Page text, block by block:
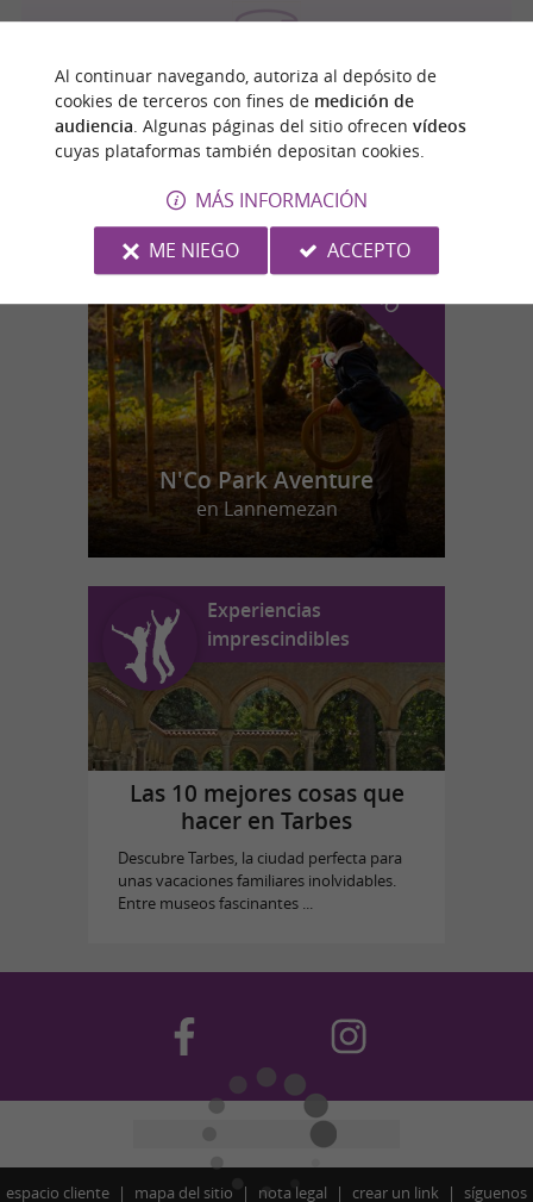
Marquisat
n
u
e
s
t
r
o
f
a
v
o
r
i
t
o
N'Co Park Aventure
en Lannemezan
Experiencias
imprescindibles
Las 10 mejores cosas que
hacer en Tarbes
Descubre Tarbes, la ciudad perfecta para
unas vacaciones familiares inolvidables.
Entre museos fascinantes ...
espacio cliente mapa del sitio nota legal crear un link síguenos
Al continuar navegando, autoriza al depósito de
cookies de terceros con fines de medición de
audiencia . Algunas páginas del sitio ofrecen vídeos
cuyas plataformas también depositan cookies.
MÁS INFORMACIÓN
ME NIEGO
ACCEPTO